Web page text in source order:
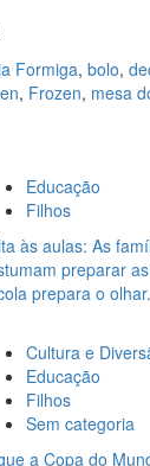
Formiga, bolo,
, Frozen, mesa
Educação
Filhos
às aulas: As
preparar
prepara o olhar.
Cultura e
Educação
Filhos
Sem categoria
a Copa do